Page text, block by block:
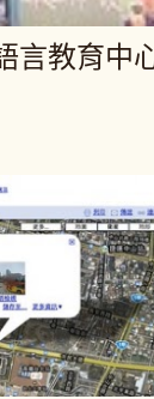
言教育中